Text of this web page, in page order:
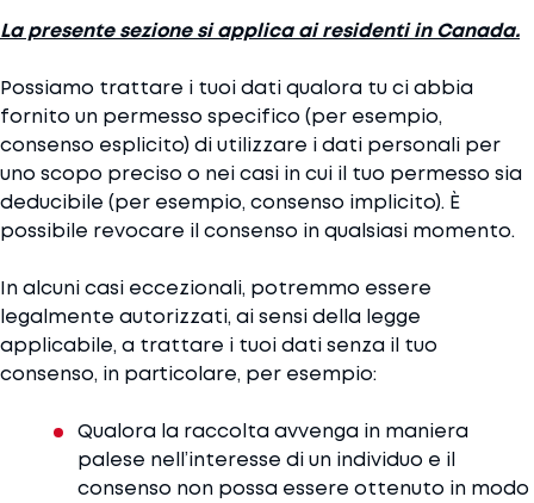
La presente sezione si applica ai residenti in Canada.
Possiamo trattare i tuoi dati qualora tu ci abbia
fornito un permesso specifico (per esempio,
consenso esplicito) di utilizzare i dati personali per
uno scopo preciso o nei casi in cui il tuo permesso sia
deducibile (per esempio, consenso implicito). È
possibile revocare il consenso in qualsiasi momento.
In alcuni casi eccezionali, potremmo essere
legalmente autorizzati, ai sensi della legge
applicabile, a trattare i tuoi dati senza il tuo
consenso, in particolare, per esempio:
Qualora la raccolta avvenga in maniera
palese nell’interesse di un individuo e il
consenso non possa essere ottenuto in modo